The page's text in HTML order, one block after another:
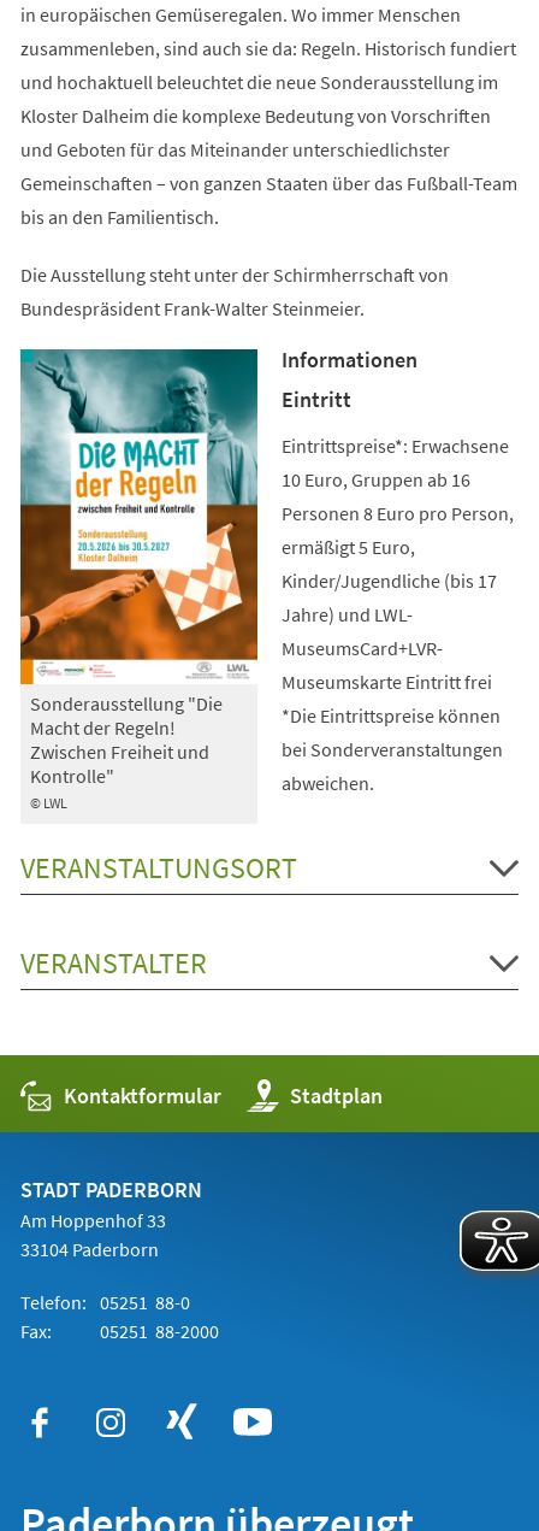
in europäischen Gemüseregalen. Wo immer Menschen
zusammenleben, sind auch sie da: Regeln. Historisch fundiert
und hochaktuell beleuchtet die neue Sonderausstellung im
Kloster Dalheim die komplexe Bedeutung von Vorschriften
und Geboten für das Miteinander unterschiedlichster
Gemeinschaften – von ganzen Staaten über das Fußball-Team
bis an den Familientisch.
Die Ausstellung steht unter der Schirmherrschaft von
Bundespräsident Frank-Walter Steinmeier.
© LWL
Sonderausstellung "Die
Macht der Regeln!
Zwischen Freiheit und
Kontrolle"
Informationen
Eintritt
Eintrittspreise*: Erwachsene
10 Euro, Gruppen ab 16
Personen 8 Euro pro Person,
ermäßigt 5 Euro,
Kinder/Jugendliche (bis 17
Jahre) und LWL-
MuseumsCard+LVR-
Museumskarte Eintritt frei
*Die Eintrittspreise können
bei Sonderveranstaltungen
abweichen.
VERANSTALTUNGSORT
VERANSTALTER
Kontaktformular Stadtplan
(Öffnet
in
einem
STADT PADERBORN
Am Hoppenhof 33
33104 Paderborn
Telefon: 05251 88-0
Fax:
05251 88-2000